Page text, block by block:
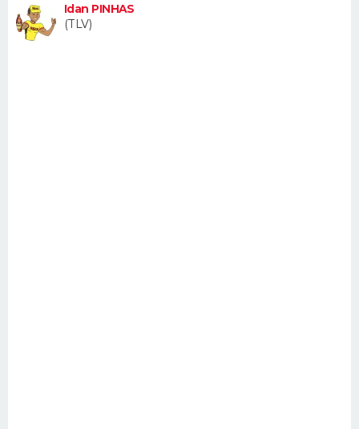
Idan PINHAS
(TLV)